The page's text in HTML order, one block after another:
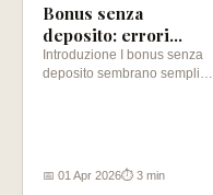
Bonus senza
deposito: errori
comuni da evitare
(guida 2026)
Introduzione I bonus senza
deposito sembrano semplici
📅 01 Apr 2026⏱ 3 min